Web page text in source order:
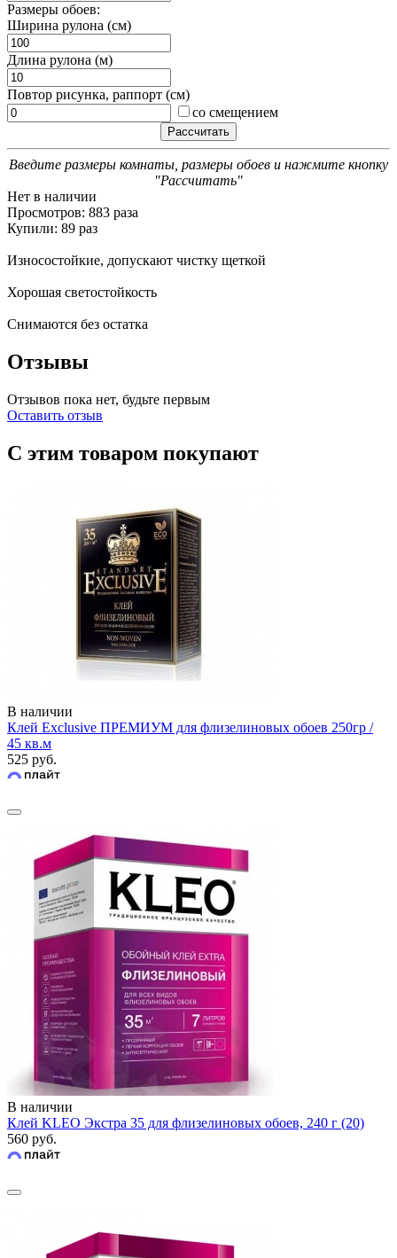
Размеры обоев:
Ширина рулона (см)
Длина рулона (м)
Повтор рисунка, раппорт (см)
со смещением
Введите размеры комнаты, размеры обоев и нажмите кнопку
"Рассчитать"
Нет в наличии
Просмотров: 883 раза
Купили: 89 раз
Износостойкие, допускают чистку щеткой
Хорошая светостойкость
Снимаются без остатка
Отзывы
Отзывов пока нет, будьте первым
Оставить отзыв
С этим товаром покупают
В наличии
Клей Exclusive ПРЕМИУМ для флизелиновых обоев 250гр /
45 кв.м
525 руб.
В наличии
Клей KLEO Экстра 35 для флизелиновых обоев, 240 г (20)
560 руб.